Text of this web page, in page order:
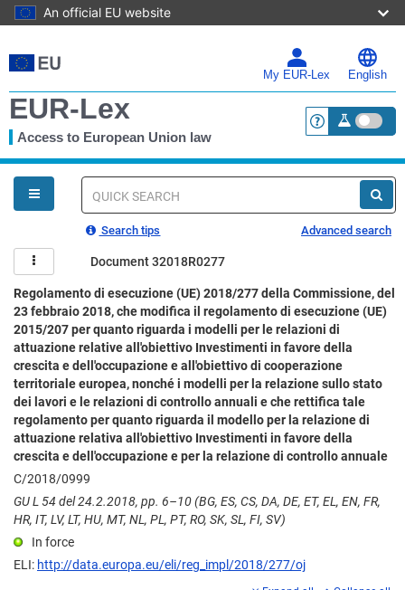
An official EU website
to
main
My EUR-Lex English
EUR-Lex
Access to European Union law <a
You
are
here
Quick
Search tips Advanced search
Document 32018R0277
Regolamento di esecuzione (UE) 2018/277 della Commissione, del
23 febbraio 2018, che modifica il regolamento di esecuzione (UE)
2015/207 per quanto riguarda i modelli per le relazioni di
attuazione relative all'obiettivo Investimenti in favore della
crescita e dell'occupazione e all'obiettivo di cooperazione
territoriale europea, nonché i modelli per la relazione sullo stato
dei lavori e le relazioni di controllo annuali e che rettifica tale
regolamento per quanto riguarda il modello per la relazione di
attuazione relativa all'obiettivo Investimenti in favore della
crescita e dell'occupazione e per la relazione di controllo annuale
C/2018/0999
GU L 54 del 24.2.2018, pp. 6–10 (BG, ES, CS, DA, DE, ET, EL, EN, FR,
HR, IT, LV, LT, HU, MT, NL, PL, PT, RO, SK, SL, FI, SV)
In force
ELI: http://data.europa.eu/eli/reg_impl/2018/277/oj